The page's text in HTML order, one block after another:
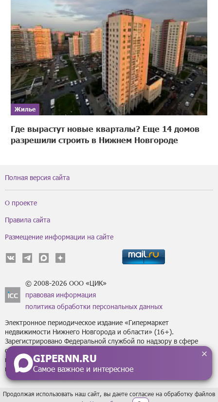
Жилье
Где вырастут новые кварталы? Еще 14 домов
разрешили строить в Нижнем Новгороде
GIPERNN.RU
Самое важное и интересное
Полная версия сайта
О проекте
Правила сайта
Размещение информации на сайте
© 2008-2026 ООО «ЦИК»
правовая информация
политика обработки персональных данных
Электронное периодическое издание «Гипермаркет
недвижимости Нижнего Новгорода и области» (16+).
Зарегистрировано Федеральной службой по надзору в сфере
связи, информационных технологий
и массовых коммуникаций (Роскомнадзор) за регистрационным
номером Эл № ФС77-43795 от 07 февраля 2011 г.
Продолжая использовать наш сайт, вы даете согласие на обработку файлов